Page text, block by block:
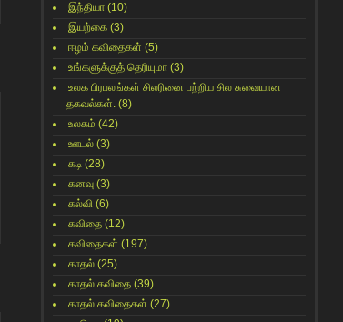
இந்தியா (10)
இயற்கை (3)
ஈழம் கவிதைகள் (5)
உங்களுக்குத் தெரியுமா (3)
உலக பிரபலங்கள் சிலரினை பற்றிய சில சுவையான
தகவல்கள். (8)
உலகம் (42)
ஊடல் (3)
கடி (28)
கனவு (3)
கல்வி (6)
கவிதை (12)
கவிதைகள் (197)
காதல் (25)
காதல் கவிதை (39)
காதல் கவிதைகள் (27)